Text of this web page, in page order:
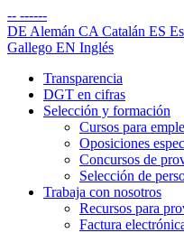
-- ------
DE Alemán CA Catalán ES
Gallego EN Inglés
Transparencia
DGT en cifras
Selección y formación
Cursos para
Oposiciones
Concursos de
Selección de
Trabaja con nosotros
Recursos para
Factura